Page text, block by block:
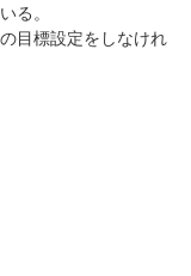
る。
目標設定をしなけれ